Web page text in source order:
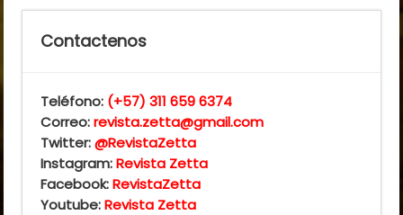
Contactenos
Teléfono: (+57) 311 659 6374
Correo:revista.zetta@gmail.com
Twitter:@RevistaZetta
Instagram:Revista Zetta
Facebook:RevistaZetta
Youtube:Revista Zetta